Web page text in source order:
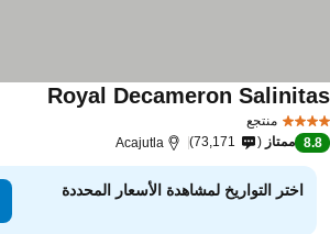
منتجع
Royal Decameron
8.8 ممتاز 73,171
Acajutla
اختر التواريخ لمشاهدة الأسعار المحددة